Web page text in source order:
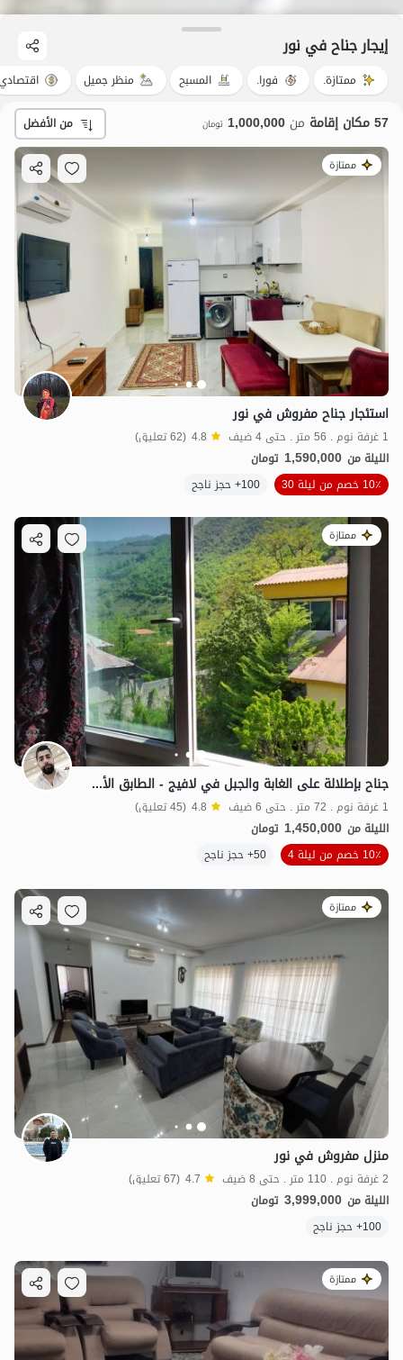
إيجار جناح في نور
ممتازة. فورا. المسبح منظر جميل
57 مكان إقامة من 1,000,000 تومان من الأفضل
ممتازة
استئجار جناح مفروش في نور
1 غرفة نوم . 56 متر . حتى 4 ضيف 4.8 (62 تعليق)
الليلة من 1,590,000 تومان
10٪ خصم من ليلة 30
100+ حجز ناجح
ممتازة
جناح بإطلالة على الغابة والجبل في لافيج - الطابق الأول
1 غرفة نوم . 72 متر . حتى 6 ضيف 4.8 (45 تعليق)
الليلة من 1,450,000 تومان
10٪ خصم من ليلة 4
50+ حجز ناجح
ممتازة
منزل مفروش في نور
2 غرفة نوم . 110 متر . حتى 8 ضيف 4.7 (67 تعليق)
الليلة من 3,999,000 تومان
100+ حجز ناجح
ممتازة